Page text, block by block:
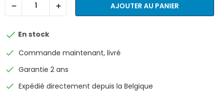
AJOUTER AU PANIER
 En stock
check Commande maintenant, livré
check Garantie 2 ans
check Expédié directement depuis la Belgique